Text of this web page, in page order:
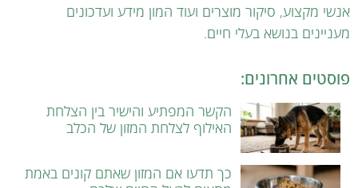
אנשי מקצוע, סיקור מוצרים ועוד המון מידע ועדכונים
מעניינים בנושא בעלי חיים.
פוסטים אחרונים:
הקשר המפתיע והישיר בין הצלחת
האילוף לצלחת המזון של הכלב
כך תדעו אם המזון שאתם קונים באמת